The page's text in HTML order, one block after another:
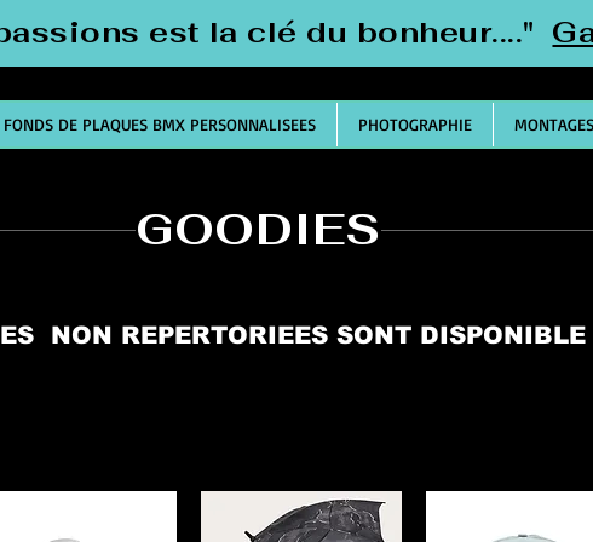
est la clé du bonheur...."
FONDS DE PLAQUES BMX PERSONNALISEES PHOTOGRAPHIE
GOODIES
NON REPERTORIEES SONT